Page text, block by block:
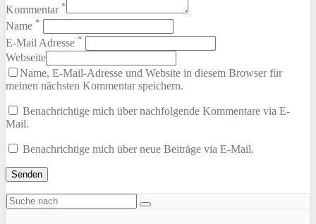
Kommentar *
Name *
E-Mail Adresse *
Webseite
Name, E-Mail-Adresse und Website in diesem Browser für
meinen nächsten Kommentar speichern.
Benachrichtige mich über nachfolgende Kommentare via E-
Mail.
Benachrichtige mich über neue Beiträge via E-Mail.